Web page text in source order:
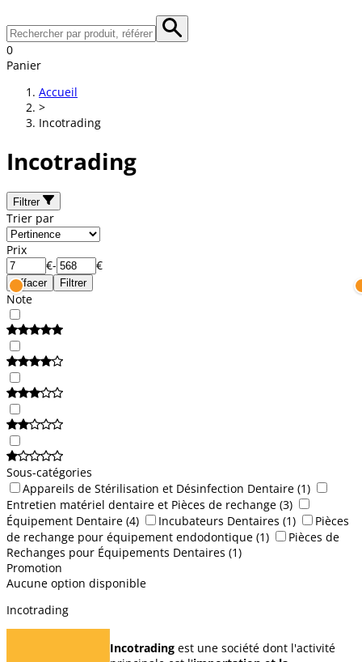
0
Panier
Accueil
>
Incotrading
Incotrading
Filtrer
Trier par
Prix
€- €
Effacer Filtrer
Note
Sous-catégories
Appareils de Stérilisation et Désinfection Dentaire (1)
Entretien matériel dentaire et Pièces de rechange (3)
Équipement Dentaire (4) Incubateurs Dentaires (1)
Pièces
de rechange pour équipement endodontique (1)
Pièces de
Rechanges pour Équipements Dentaires (1)
Promotion
Aucune option disponible
Incotrading
Incotrading est une société dont l'activité